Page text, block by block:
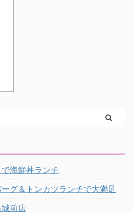
海鮮丼ランチ
グ＆トンカツランチで大満足
前店